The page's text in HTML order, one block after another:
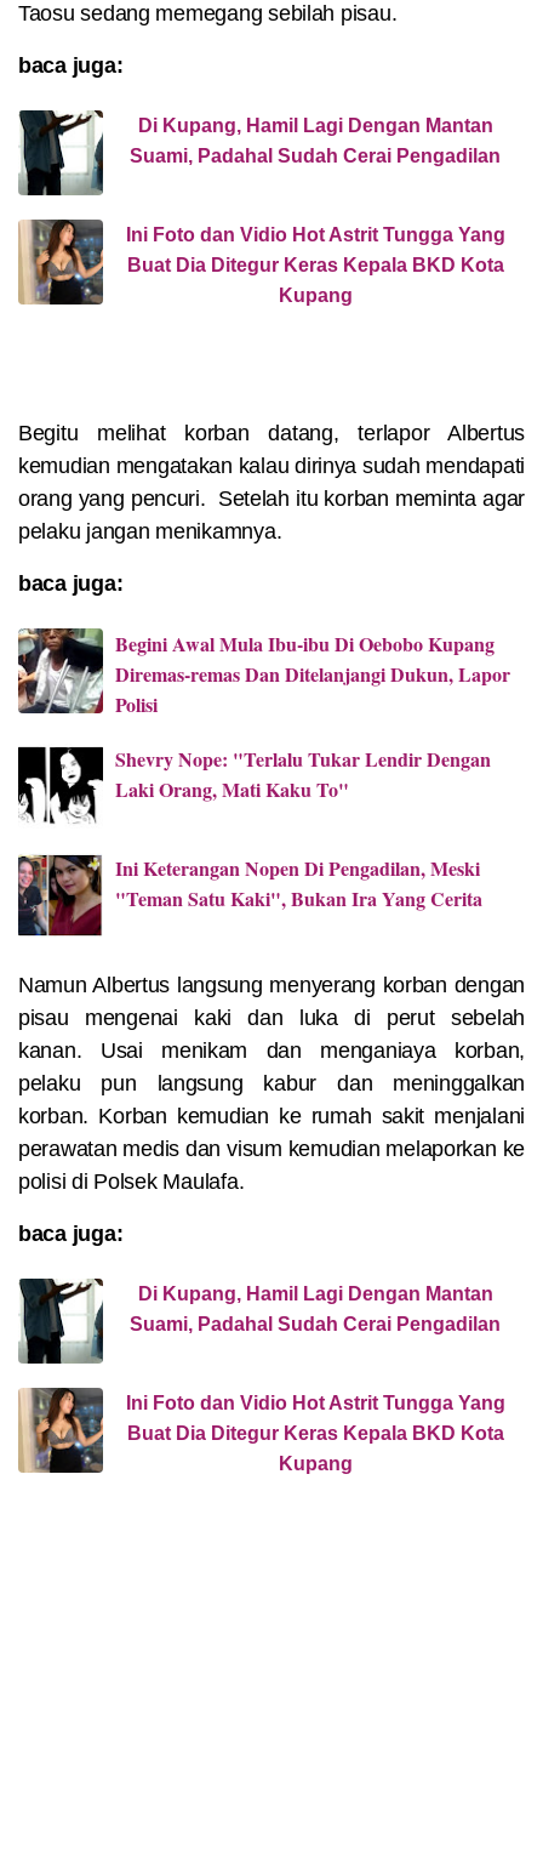
Taosu sedang memegang sebilah pisau.
baca juga:
Di Kupang, Hamil Lagi Dengan Mantan
Suami, Padahal Sudah Cerai Pengadilan
Ini Foto dan Vidio Hot Astrit Tungga Yang
Buat Dia Ditegur Keras Kepala BKD Kota
Kupang
Begitu melihat korban datang, terlapor Albertus
kemudian mengatakan kalau dirinya sudah mendapati
orang yang pencuri. Setelah itu korban meminta agar
pelaku jangan menikamnya.
baca juga:
Begini Awal Mula Ibu-ibu Di Oebobo Kupang
Diremas-remas Dan Ditelanjangi Dukun, Lapor
Polisi
Shevry Nope: "Terlalu Tukar Lendir Dengan
Laki Orang, Mati Kaku To"
Ini Keterangan Nopen Di Pengadilan, Meski
"Teman Satu Kaki", Bukan Ira Yang Cerita
Namun Albertus langsung menyerang korban dengan
pisau mengenai kaki dan luka di perut sebelah
kanan. Usai menikam dan menganiaya korban,
pelaku pun langsung kabur dan meninggalkan
korban. Korban kemudian ke rumah sakit menjalani
perawatan medis dan visum kemudian melaporkan ke
polisi di Polsek Maulafa.
baca juga:
Di Kupang, Hamil Lagi Dengan Mantan
Suami, Padahal Sudah Cerai Pengadilan
Ini Foto dan Vidio Hot Astrit Tungga Yang
Buat Dia Ditegur Keras Kepala BKD Kota
Kupang